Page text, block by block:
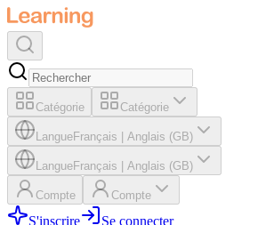
Catégorie Catégorie
LangueFrançais Anglais (GB)
LangueFrançais Anglais (GB)
Compte Compte
S'inscrire Se connecter